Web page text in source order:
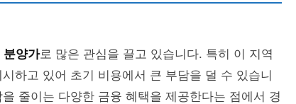
분양가로 많은 관심을 끌고 있습니다. 특히 이 지역
하고 있어 초기 비용에서 큰 부담을 덜 수 있습니
줄이는 다양한 금융 혜택을 제공한다는 점에서 경